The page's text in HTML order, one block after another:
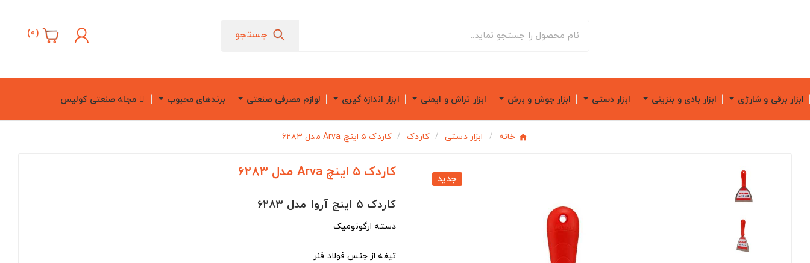
جستجو (
0
)
ابزار برقی و شارژی ابزار بادی و بنزینی ابزار دستی ابزار جوش و برش ابزار تراش و ایمنی ابزار اندازه گیری لوازم مصرفی صنعتی برندهای محبوب مجله صنعتی کولیس
خانه ابزار دستی کاردک کاردک ۵ اینچ Arva مدل ۶۲۸۳
جدید کاردک ۵ اینچ Arva مدل ۶۲۸۳
کاردک ۵ اینچ آروا مدل ۶۲۸۳
دسته ارگونومیک
تیغه از جنس فولاد فنر